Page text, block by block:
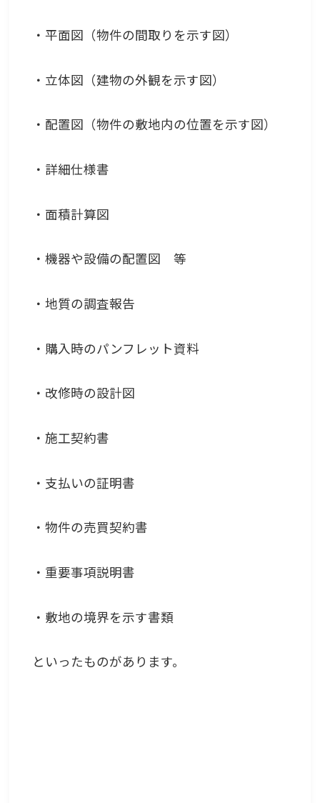
・平面図（物件の間取りを示す図）
・立体図（建物の外観を示す図）
・配置図（物件の敷地内の位置を示す図）
・詳細仕様書
・面積計算図
・機器や設備の配置図 等
・地質の調査報告
・購入時のパンフレット資料
・改修時の設計図
・施工契約書
・支払いの証明書
・物件の売買契約書
・重要事項説明書
・敷地の境界を示す書類
といったものがあります。